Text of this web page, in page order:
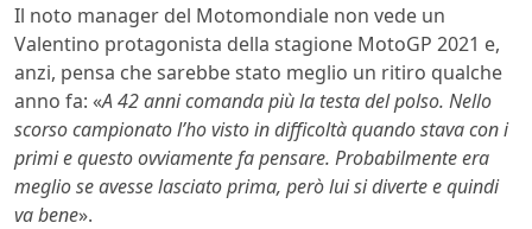
Il noto manager del Motomondiale non vede un
Valentino protagonista della stagione MotoGP 2021 e,
anzi, pensa che sarebbe stato meglio un ritiro qualche
anno fa: «A 42 anni comanda più la testa del polso. Nello
scorso campionato l’ho visto in difficoltà quando stava con i
primi e questo ovviamente fa pensare. Probabilmente era
meglio se avesse lasciato prima, però lui si diverte e quindi
va bene».